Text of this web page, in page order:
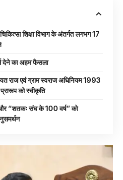
शिक्षा विभाग के अंतर्गत लगभग 17
देने का अहम फैसला
राज एवं ग्राम स्वराज अधिनियम 1993
को स्वीकृति
“शतकः संघ के 100 वर्ष” को